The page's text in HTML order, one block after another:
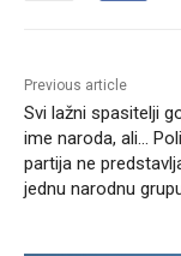
Previous article
Svi lažni spasitelji
ime naroda, ali…
partija ne
jednu narodnu